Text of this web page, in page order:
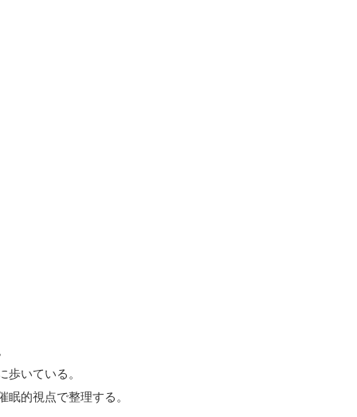
いている。
的視点で整理する。